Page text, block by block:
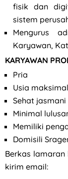
fisik dan
sistem
Mengurus
Karyawan,
KARYAWAN
Pria
Usia
Sehat
Minimal
Memiliki
Domisili
Berkas lamaran
kirim email: